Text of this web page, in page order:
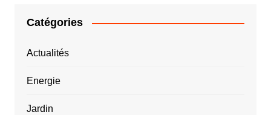
Catégories
Actualités
Energie
Jardin